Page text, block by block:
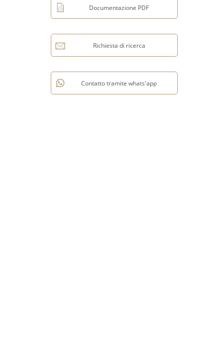
Documentazione PDF
Richiesta di ricerca
Contatto tramite whats'app